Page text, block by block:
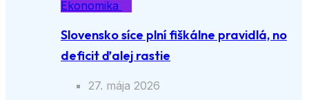
Ekonomika
Slovensko síce plní fiškálne pravidlá, no
deficit ďalej rastie
27. mája 2026